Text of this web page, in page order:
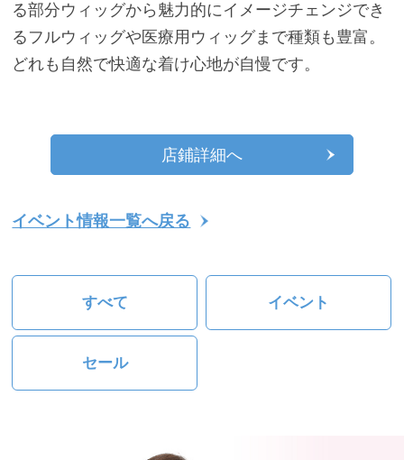
る部分ウィッグから魅力的にイメージチェンジでき
るフルウィッグや医療用ウィッグまで種類も豊富。
どれも自然で快適な着け心地が自慢です。
店鋪詳細へ
イベント情報一覧へ戻る
すべて イベント
セール